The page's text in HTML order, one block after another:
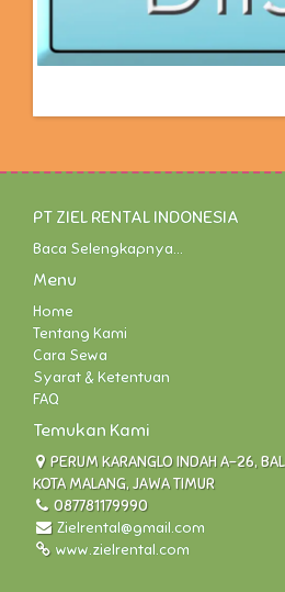
PT ZIEL RENTAL INDONESIA
Baca Selengkapnya...
Menu
Home
Tentang Kami
Cara Sewa
Syarat & Ketentuan
FAQ
Temukan Kami
PERUM KARANGLO INDAH A-26,
KOTA MALANG, JAWA TIMUR
087781179990
Zielrental@gmail.com
www.zielrental.com